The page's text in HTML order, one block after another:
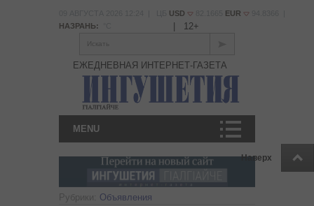
Наверх
USD EUR
НАЗРАНЬ:
12+
Искать
ЕЖЕДНЕВНАЯ ИНТЕРНЕТ-ГАЗЕТА
MENU
Рубрики: Объявления